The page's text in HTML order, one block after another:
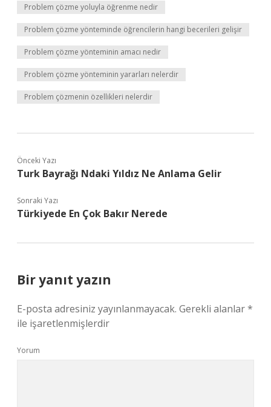
Problem çözme yoluyla öğrenme nedir
Problem çözme yönteminde öğrencilerin hangi becerileri gelişir
Problem çözme yönteminin amacı nedir
Problem çözme yönteminin yararları nelerdir
Problem çözmenin özellikleri nelerdir
Önceki Yazı
Turk Bayrağı Ndaki Yıldız Ne Anlama Gelir
Sonraki Yazı
Türkiyede En Çok Bakır Nerede
Bir yanıt yazın
E-posta adresiniz yayınlanmayacak. Gerekli alanlar*
ile işaretlenmişlerdir
Yorum